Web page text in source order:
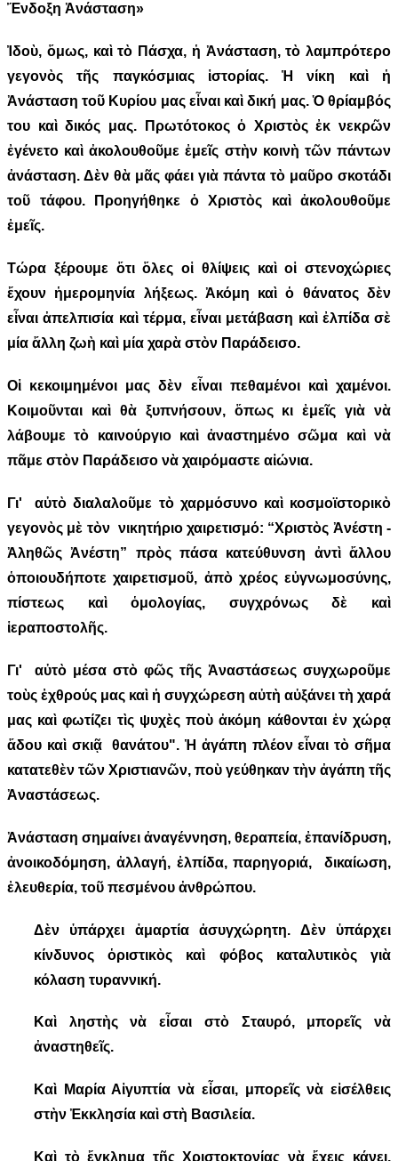
Ἔνδοξη Ἀνάσταση»
Ἰδοὺ, ὅμως, καὶ τὸ Πάσχα, ἡ Ἀνάσταση, τὸ λαμπρότερο
γεγονὸς τῆς παγκόσμιας ἱστορίας. Ἡ νίκη καὶ ἡ
Ἀνάσταση τοῦ Κυρίου μας εἶναι καὶ δική μας. Ὁ θρίαμβός
του καὶ δικός μας. Πρωτότοκος ὁ Χριστὸς ἐκ νεκρῶν
ἐγένετο καὶ ἀκολουθοῦμε ἐμεῖς στὴν κοινὴ τῶν πάντων
ἀνάσταση. Δὲν θὰ μᾶς φάει γιὰ πάντα τὸ μαῦρο σκοτάδι
τοῦ τάφου. Προηγήθηκε ὁ Χριστὸς καὶ ἀκολουθοῦμε
ἐμεῖς.
Τώρα ξέρουμε ὅτι ὅλες οἱ θλίψεις καὶ οἱ στενοχώριες
ἔχουν ἡμερομηνία λήξεως. Ἀκόμη καὶ ὁ θάνατος δὲν
εἶναι ἀπελπισία καὶ τέρμα, εἶναι μετάβαση καὶ ἐλπίδα σὲ
μία ἄλλη ζωὴ καὶ μία χαρὰ στὸν Παράδεισο.
Οἱ κεκοιμημένοι μας δὲν εἶναι πεθαμένοι καὶ χαμένοι.
Κοιμοῦνται καὶ θὰ ξυπνήσουν, ὅπως κι ἐμεῖς γιὰ νὰ
λάβουμε τὸ καινούργιο καὶ ἀναστημένο σῶμα καὶ νὰ
πᾶμε στὸν Παράδεισο νὰ χαιρόμαστε αἰώνια.
Γι' αὐτὸ διαλαλοῦμε τὸ χαρμόσυνο καὶ κοσμοϊστορικὸ
γεγονὸς μὲ τὸν νικητήριο χαιρετισμό: “Χριστὸς Ἀνέστη -
Ἀληθῶς Ἀνέστη” πρὸς πάσα κατεύθυνση ἀντὶ ἄλλου
ὁποιουδήποτε χαιρετισμοῦ, ἀπὸ χρέος εὐγνωμοσύνης,
πίστεως καὶ ὁμολογίας, συγχρόνως δὲ καὶ
ἱεραποστολῆς.
Γι' αὐτὸ μέσα στὸ φῶς τῆς Ἀναστάσεως συγχωροῦμε
τοὺς ἐχθρούς μας καὶ ἡ συγχώρεση αὐτὴ αὐξάνει τὴ χαρά
μας καὶ φωτίζει τὶς ψυχὲς ποὺ ἀκόμη κάθονται ἐν χώρᾳ
ἅδου καὶ σκιᾷ θανάτου". Ἡ ἀγάπη πλέον εἶναι τὸ σῆμα
κατατεθὲν τῶν Χριστιανῶν, ποὺ γεύθηκαν τὴν ἀγάπη τῆς
Ἀναστάσεως.
Ἀνάσταση σημαίνει ἀναγέννηση, θεραπεία, ἐπανίδρυση,
ἀνοικοδόμηση, ἀλλαγή, ἐλπίδα, παρηγοριά, δικαίωση,
ἐλευθερία, τοῦ πεσμένου ἀνθρώπου.
Δὲν ὑπάρχει ἁμαρτία ἀσυγχώρητη. Δὲν ὑπάρχει
κίνδυνος ὁριστικὸς καὶ φόβος καταλυτικὸς γιὰ
κόλαση τυραννική.
Καὶ ληστὴς νὰ εἶσαι στὸ Σταυρό, μπορεῖς νὰ
ἀναστηθεῖς.
Καὶ Μαρία Αἰγυπτία νὰ εἶσαι, μπορεῖς νὰ εἰσέλθεις
στὴν Ἐκκλησία καὶ στὴ Βασιλεία.
Καὶ τὸ ἔγκλημα τῆς Χριστοκτονίας νὰ ἔχεις κάνει,